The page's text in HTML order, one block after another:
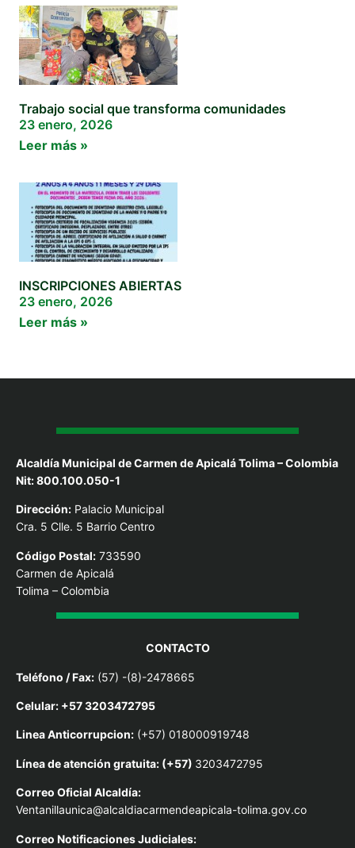
Trabajo social que transforma comunidades
23 enero, 2026
Leer más »
INSCRIPCIONES ABIERTAS
23 enero, 2026
Leer más »
Alcaldía Municipal de Carmen de Apicalá Tolima – Colombia
Nit: 800.100.050-1
Dirección: Palacio Municipal
Cra. 5 Clle. 5 Barrio Centro
Código Postal: 733590
Carmen de Apicalá
Tolima – Colombia
CONTACTO
Teléfono / Fax: (57) -(8)-2478665
Celular: +57 3203472795
Linea Anticorrupcion: (+57) 018000919748
Línea de atención gratuita: (+57) 3203472795
Correo Oficial Alcaldía:
Ventanillaunica@alcaldiacarmendeapicala-tolima.gov.co
Correo Notificaciones Judiciales: